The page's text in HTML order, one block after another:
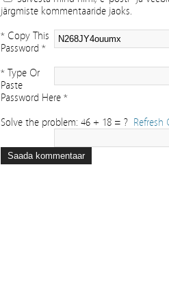
järgmiste kommentaaride jaoks.
* Copy This
Password *
* Type Or
Paste
Password Here *
Solve the problem: 46 + 18 = ? Refresh